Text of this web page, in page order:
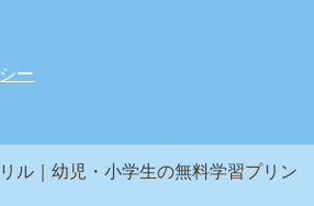
ー
ル｜幼児・小学生の無料学習プリン